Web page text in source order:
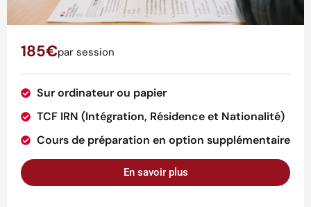
185€par session
Sur ordinateur ou papier
TCF IRN (Intégration, Résidence et Nationalité)
Cours de préparation en option supplémentaire
En savoir plus